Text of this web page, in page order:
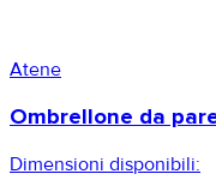
Atene
Ombrellone da
Dimensioni disponibili: